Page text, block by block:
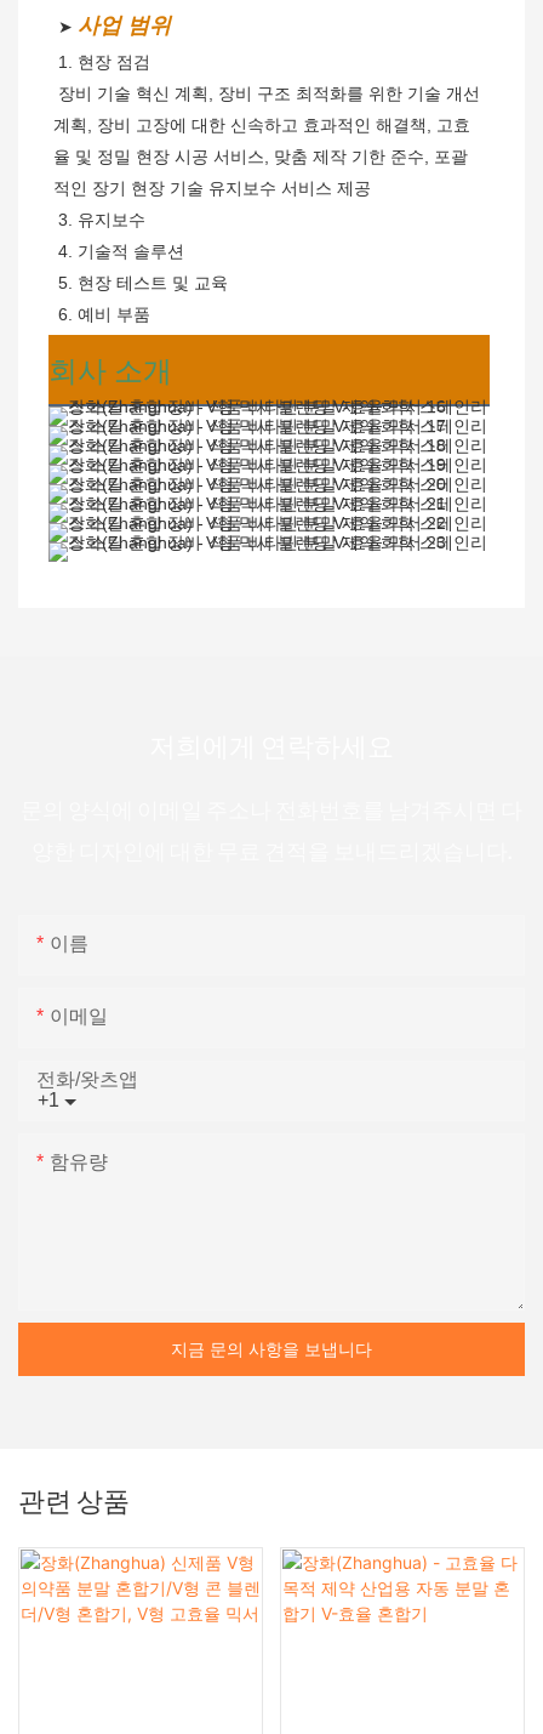
➤ 사업 범위
1. 현장 점검
장비 기술 혁신 계획, 장비 구조 최적화를 위한 기술 개선
계획, 장비 고장에 대한 신속하고 효과적인 해결책, 고효
율 및 정밀 현장 시공 서비스, 맞춤 제작 기한 준수, 포괄
적인 장기 현장 기술 유지보수 서비스 제공
3. 유지보수
4. 기술적 솔루션
5. 현장 테스트 및 교육
6. 예비 부품
회사 소개
이름
이메일
+1
전화/왓츠앱
함유량
지금 문의 사항을 보냅니다
관련 상품